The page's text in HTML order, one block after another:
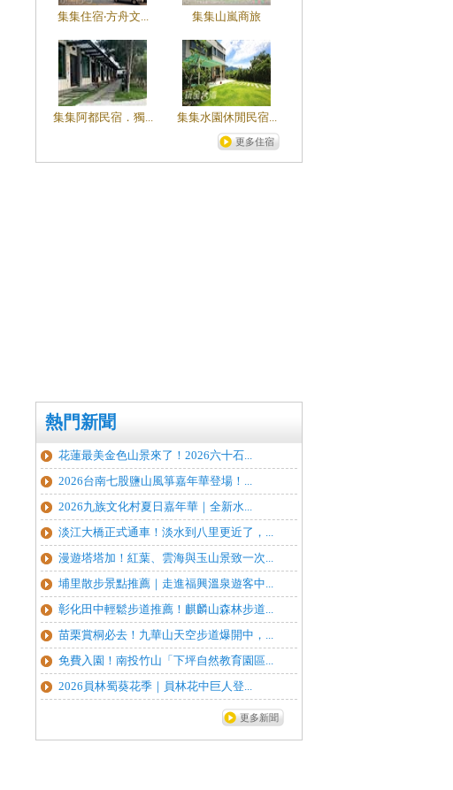
集集住宿‧方舟文... 集集山嵐商旅
集集阿都民宿．獨... 集集水園休閒民宿...
更多住宿
熱門新聞
花蓮最美金色山景來了！2026六十石...
2026台南七股鹽山風箏嘉年華登場！...
2026九族文化村夏日嘉年華｜全新水...
淡江大橋正式通車！淡水到八里更近了，...
漫遊塔塔加！紅葉、雲海與玉山景致一次...
埔里散步景點推薦｜走進福興溫泉遊客中...
彰化田中輕鬆步道推薦！麒麟山森林步道...
苗栗賞桐必去！九華山天空步道爆開中，...
免費入園！南投竹山「下坪自然教育園區...
2026員林蜀葵花季｜員林花中巨人登...
更多新聞